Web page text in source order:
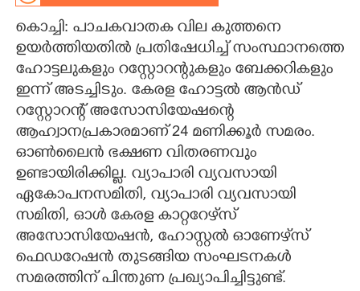
CARTOONS
LITERATURE
ZOOM
CONTACT US
കൊച്ചി: പാചകവാതക വില കുത്തനെ
ഉയർത്തിയതിൽ പ്രതിഷേധിച്ച് സംസ്ഥാനത്തെ
ഹോട്ടലുകളും റസ്റ്റോറന്റുകളും ബേക്കറികളും
ഇന്ന് അടച്ചിടും. കേരള ഹോട്ടൽ ആൻഡ്
റസ്റ്റോറന്റ് അസോസിയേഷന്റെ
ആഹ്വാനപ്രകാരമാണ് 24 മണിക്കൂർ സമരം.
ഓൺലൈൻ ഭക്ഷണ വിതരണവും
ഉണ്ടായിരിക്കില്ല. വ്യാപാരി വ്യവസായി
ഏകോപനസമിതി, വ്യാപാരി വ്യവസായി
സമിതി, ഓൾ കേരള കാറ്ററേഴ്‌സ്
അസോസിയേഷൻ, ഹോസ്റ്റൽ ഓണേഴ്‌സ്
ഫെഡറേഷൻ തുടങ്ങിയ സംഘടനകൾ
സമരത്തിന് പിന്തുണ പ്രഖ്യാപിച്ചിട്ടുണ്ട്.